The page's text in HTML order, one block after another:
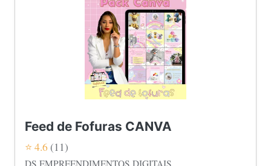
Feed de Fofuras CANVA
⭐ 4.6 (11)
DS EMPREENDIMENTOS DIGITAIS